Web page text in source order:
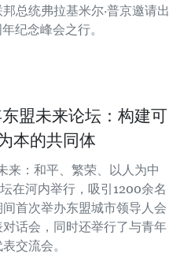
总统弗拉基米尔·普京邀请出
纪念峰会之行。
盟未来论坛：构建可
本的共同体
来：和平、繁荣、以人为中
在河内举行，吸引1200余名
首次举办东盟城市领导人会
话会，同时还举行了与青年
交流会。